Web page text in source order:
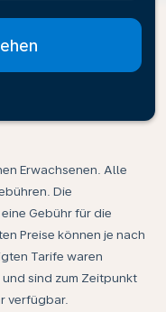
Erwachsenen. Alle
Die
Gebühr für die
Preise können je nach
Tarife waren
sind zum Zeitpunkt
verfügbar.